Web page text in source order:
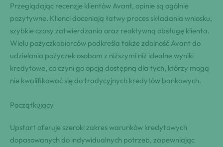
Przeglądając recenzje klientów Avant, opinie są ogólnie
pozytywne. Klienci doceniają łatwy proces składania wniosku,
szybkie czasy zatwierdzania oraz reaktywną obsługę klienta.
Wielu pożyczkobiorców podkreśla także zdolność Avant do
udzielania pożyczek osobom z niższymi niż idealne wyniki
kredytowe, co czyni go opcją dostępną dla tych, którzy mogą
nie kwalifikować się do tradycyjnych kredytów bankowych.
Początkujący
Upstart oferuje szeroki zakres warunków kredytowych
dopasowanych do indywidualnych potrzeb, zapewniając